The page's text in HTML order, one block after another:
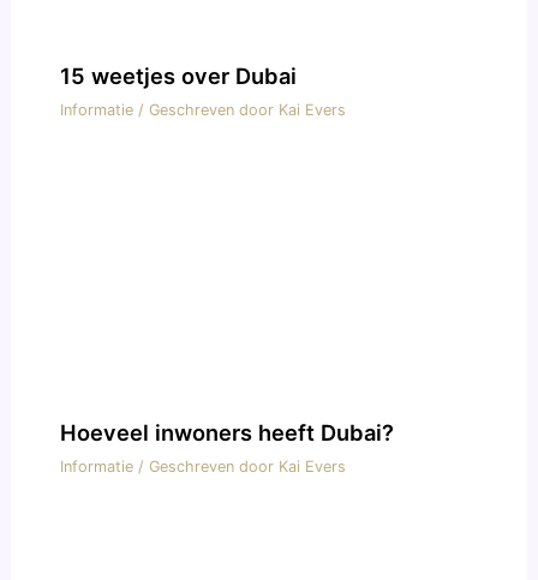
15 weetjes over Dubai
Informatie/ Geschreven door Kai Evers
Hoeveel inwoners heeft Dubai?
Informatie/ Geschreven door Kai Evers